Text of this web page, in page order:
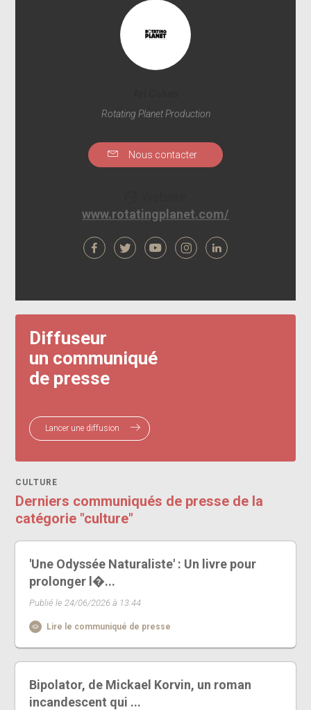
Rotating Planet Production
Nous contacter
www.rotatingplanet.com/
Diffuseur
un communiqué
de presse
Lancer une diffusion
CULTURE
Derniers communiqués de presse de la
catégorie "culture"
'Une Odyssée Naturaliste' : Un livre pour
prolonger l�...
Publié le 24/06/2026 à 13:44
Lire le communiqué de presse
Bipolator, de Mickael Korvin, un roman
incandescent qui ...